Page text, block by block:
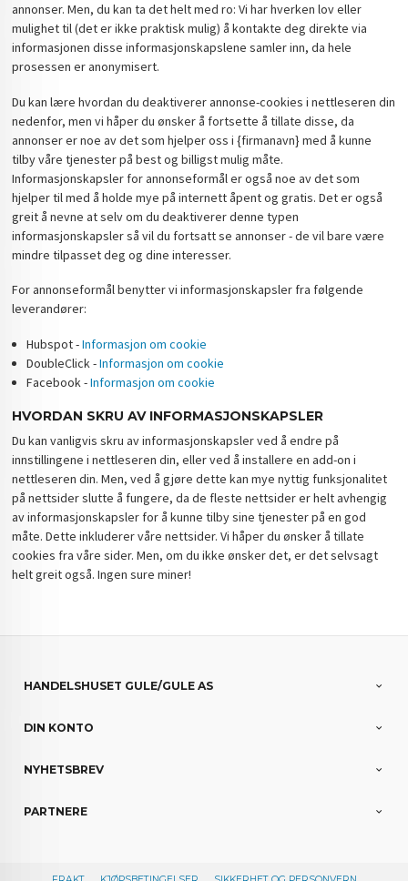
annonser. Men, du kan ta det helt med ro: Vi har hverken lov eller
mulighet til (det er ikke praktisk mulig) å kontakte deg direkte via
informasjonen disse informasjonskapslene samler inn, da hele
prosessen er anonymisert.
Du kan lære hvordan du deaktiverer annonse-cookies i nettleseren din
nedenfor, men vi håper du ønsker å fortsette å tillate disse, da
annonser er noe av det som hjelper oss i {firmanavn} med å kunne
tilby våre tjenester på best og billigst mulig måte.
Informasjonskapsler for annonseformål er også noe av det som
hjelper til med å holde mye på internett åpent og gratis. Det er også
greit å nevne at selv om du deaktiverer denne typen
informasjonskapsler så vil du fortsatt se annonser - de vil bare være
mindre tilpasset deg og dine interesser.
For annonseformål benytter vi informasjonskapsler fra følgende
leverandører:
Hubspot -Informasjon om cookie
DoubleClick -Informasjon om cookie
Facebook -Informasjon om cookie
HVORDAN SKRU AV INFORMASJONSKAPSLER
Du kan vanligvis skru av informasjonskapsler ved å endre på
innstillingene i nettleseren din, eller ved å installere en add-on i
nettleseren din. Men, ved å gjøre dette kan mye nyttig funksjonalitet
på nettsider slutte å fungere, da de fleste nettsider er helt avhengig
av informasjonskapsler for å kunne tilby sine tjenester på en god
måte. Dette inkluderer våre nettsider. Vi håper du ønsker å tillate
cookies fra våre sider. Men, om du ikke ønsker det, er det selvsagt
helt greit også. Ingen sure miner!
HANDELSHUSET GULE/GULE AS
DIN KONTO
NYHETSBREV
PARTNERE